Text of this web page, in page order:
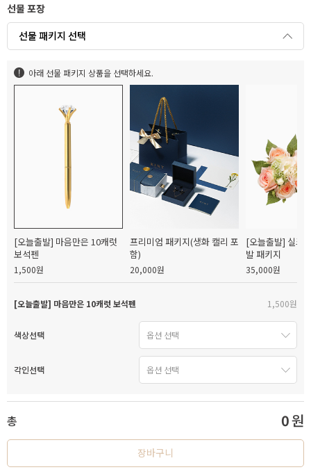
선물 포장
선물 패키지 선택
아래 선물 패키지 상품을 선택하세요.
[오늘출발] 마음만은 10캐럿
보석펜
1,500원
프리미엄 패키지(생화 캘리 포
함)
20,000원
[오늘출발] 실크
발 패키지
35,000원
[오늘출발] 마음만은 10캐럿 보석펜 1,500원
색상선택
각인선택
총 0원
장바구니